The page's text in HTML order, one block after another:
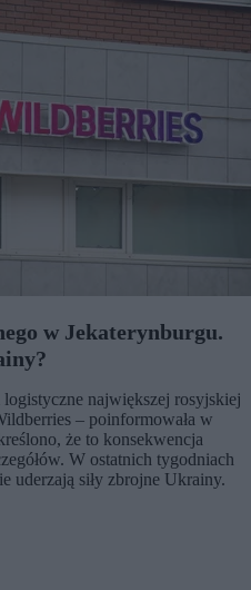
w Jekaterynburgu.
największej rosyjskiej
– poinformowała w
że to konsekwencja
W ostatnich tygodniach
uderzają siły zbrojne Ukrainy.